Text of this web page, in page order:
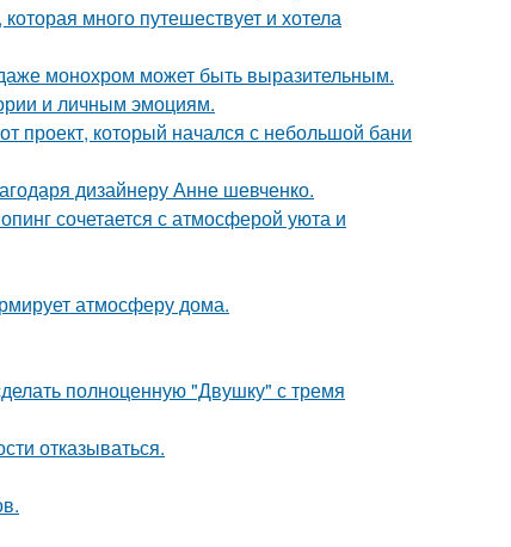
много путешествует и хотела
монохром может быть выразительным.
и личным эмоциям.
проект, который начался с небольшой бани
дизайнеру Анне шевченко.
сочетается с атмосферой уюта и
атмосферу дома.
полноценную "Двушку" с тремя
отказываться.